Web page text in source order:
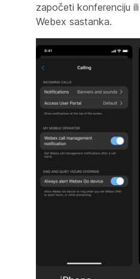
započeti konferenciju
Webex sastanka.